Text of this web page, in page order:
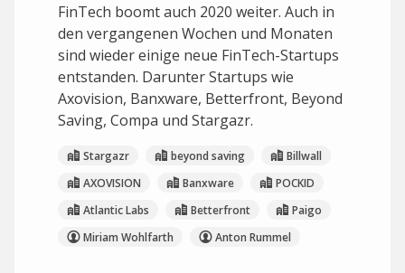
FinTech boomt auch 2020 weiter. Auch in
den vergangenen Wochen und Monaten
sind wieder einige neue FinTech-Startups
entstanden. Darunter Startups wie
Axovision, Banxware, Betterfront, Beyond
Saving, Compa und Stargazr.
Stargazr beyond saving
Billwall
AXOVISION
Banxware
POCKID
Atlantic Labs
Betterfront
Paigo
Miriam Wohlfarth
Anton Rummel